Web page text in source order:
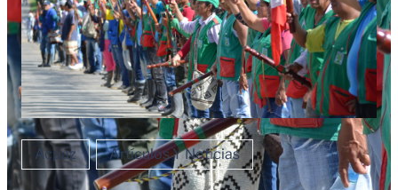
Acpaz Artículos Y Noticias